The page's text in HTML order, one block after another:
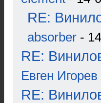
RE:
absorber -
RE:
Евген Игорев
RE: